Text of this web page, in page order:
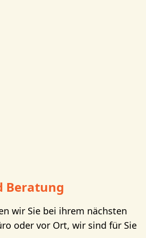
Beratung
wir Sie bei ihrem nächsten
oder vor Ort, wir sind für Sie